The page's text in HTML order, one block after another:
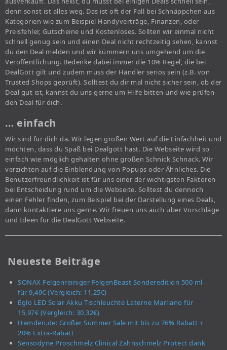
denn sonst ist alles weg. Das ist oft der Fall bei Schnäppchen aus
Kategorien wie zum Beispiel Handyverträge, Finanzen, oder
Preisfehler, Gutscheine und Kostenloses. Sollten wir einmal nicht
schnell genug sein und einen Deal nicht rechtzeitig sehen, kannst
du den Deal melden und wir kümmern uns umgehend um die
Veröffentlichung. Bedenke dabei immer die 10% Regel, die bei
DealGott gilt und zudem muss der Händler seriös sein (z.B. von
Trusted Shops geprüft). Solltest du dir mal nicht sicher sein, ob der
Deal gut ist, kannst du uns gerne um Hilfe bitten und wie prüfen
den Deal für dich.
… einfach
Wir sind für dich da. Wir legen großen Wert auf die Einfachheit und
möchten, dass du Spaß bei Dealgott hast. Die Webseite wird so
einfach wie möglich gehalten ohne großen Schnick Schnack. Wir
verzichten auf die Einblendung von Popups oder Ähnliches. Die
Benutzerfreundlichkeit ist für uns einer der wichtigsten Faktoren
bei Entscheidung rund um die Webseite. Solltest du dennoch
einen Fehler finden, zum Beispiel bei der Darstellung eines Deals,
dann kontaktiere uns gerne. Wir freuen uns auch über Vorschläge
und Ideen für die DealGott Webseite.
Neueste Beiträge
SONAX Felgenreiniger FelgenBeast Sonderedition 500 ml
für 9,49€ (Vergleich: 11,25€)
Eglo LED Solar Akku Tischleuchte Laterne Marliano für
15,97€ (Vergleich: 30,32€)
Hemden.de: Großer Summer Sale mit bis zu 76% Rabatt +
20% Extra-Rabatt
Sensodyne Proschmelz Clinical Zahnschmelz Protect dank